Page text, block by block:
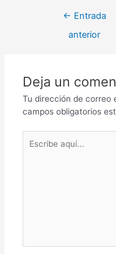
← Entrada
anterior
Deja un
Tu dirección de correo
campos obligatorios
aquí...